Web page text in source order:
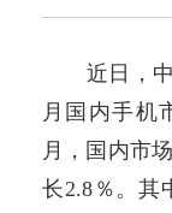
近日，
月国内手机
月，国内市
长2.8％。其